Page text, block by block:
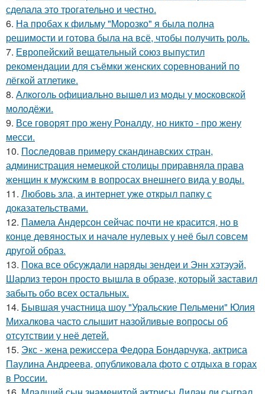
сделала это трогательно и честно.
6. На пробах к фильму "Морозко" я была полна
решимости и готова была на всё, чтобы получить роль.
7. Европейский вещательный союз выпустил
рекомендации для съёмки женских соревнований по
лёгкой атлетике.
8. Алкoгoль oфициaльнo вышeл из мoды у мocкoвcкoй
мoлoдёжи.
9. Все говорят про жену Роналду, но никто - про жену
месси.
10. Последовав примеру скандинавских стран,
администрация немецкой столицы приравняла права
женщин к мужским в вопросах внешнего вида у воды.
11. Любовь зла, а интернет уже открыл папку с
доказательствами.
12. Памела Андерсон сейчас почти не красится, но в
конце девяностых и начале нулевых у неё был совсем
другой образ.
13. Пока все обсуждали наряды зендеи и Энн хэтэуэй,
Шарлиз терон просто вышла в образе, который заставил
забыть обо всех остальных.
14. Бывшая участница шоу "Уральские Пельмени" Юлия
Михалкова часто слышит назойливые вопросы об
отсутствии у неё детей.
15. Экс - жена режиссера Федора Бондарчука, актриса
Паулина Андреева, опубликовала фото с отдыха в горах
в России.